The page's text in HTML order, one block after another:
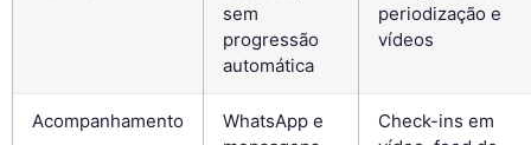
sem
progressão
automática
periodização e
vídeos
Acompanhamento
WhatsApp e
Check-ins em